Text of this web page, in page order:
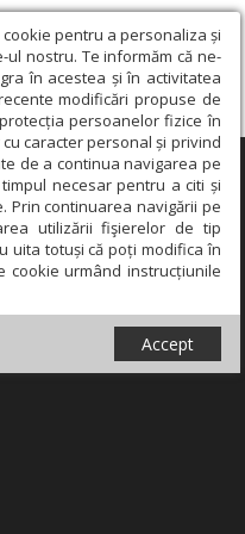
pentru a personaliza și
nostru. Te informăm că ne-
în acestea și în activitatea
modificări propuse de
persoanelor fizice în
caracter personal și privind
de a continua navigarea pe
necesar pentru a citi și
Prin continuarea navigării pe
utilizării fişierelor de tip
uita totuși că poți modifica în
cookie urmând instrucțiunile
Accept
×